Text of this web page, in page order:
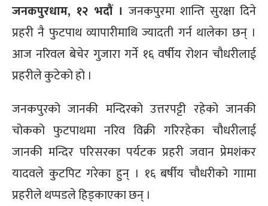
जनकपुरधाम, १२ भदौं ।जनकपुरमा शान्ति सुरक्षा दिने
प्रहरी नै फुटपाथ व्यापारीमाथि ज्यादती गर्न थालेका छन् ।
आज नरिवल बेचेर गुजारा गर्ने १६ वर्षीय रोशन चौधरीलाई
प्रहरीले कुटेको हो ।
जनकपुरको जानकी मन्दिरको उत्तरपट्टी रहेको जानकी
चोकको फुटपाथमा नरिव विक्री गरिरहेका चौधरीलाई
जानकी मन्दिर परिसरका पर्यटक प्रहरी जवान प्रेमशंकर
यादवले कुटपिट गरेका हुन् । १६ बर्षीय चौधरीको गाामा
प्रहरीले थप्पडले हिड्काएका छन् ।